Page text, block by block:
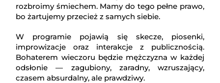
rozbroimy śmiechem. Mamy do tego pełne prawo,
bo żartujemy przecież z samych siebie.
W programie pojawią się skecze, piosenki,
improwizacje oraz interakcje z publicznością.
Bohaterem wieczoru będzie mężczyzna w każdej
odsłonie — zagubiony, zaradny, wzruszający,
czasem absurdalny, ale prawdziwy.